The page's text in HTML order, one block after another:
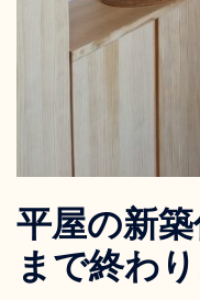
平屋の新
まで終わり